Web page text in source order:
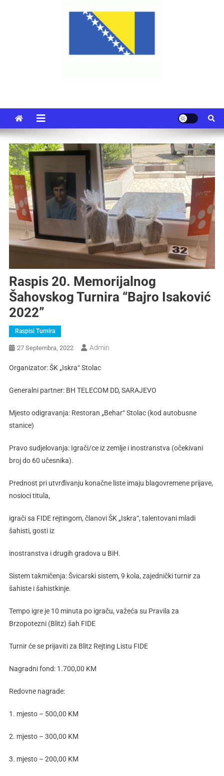
Raspis 20. Memorijalnog
Šahovskog Turnira “Bajro Isaković
2022”
Raspisi Turnira
27 Septembra, 2022 Admin
Organizator: ŠK „Iskra“ Stolac
Generalni partner: BH TELECOM DD, SARAJEVO
Mjesto odigravanja: Restoran „Behar“ Stolac (kod autobusne
stanice)
Pravo sudjelovanja: Igrači/ce iz zemlje i inostranstva (očekivani
broj do 60 učesnika).
Prednost pri utvrđivanju konačne liste imaju blagovremene prijave,
nosioci titula,
igrači sa FIDE rejtingom, članovi ŠK „Iskra“, talentovani mladi
šahisti, gosti iz
inostranstva i drugih gradova u BiH.
Sistem takmičenja: Švicarski sistem, 9 kola, zajednički turnir za
šahiste i šahistkinje.
Tempo igre je 10 minuta po igraču, važeća su Pravila za
Brzopotezni (Blitz) šah FIDE
Turnir će se prijaviti za Blitz Rejting Listu FIDE
Nagradni fond: 1.700,00 KM
Redovne nagrade:
1. mjesto – 500,00 KM
2. mjesto – 300,00 KM
3. mjesto – 200,00 KM